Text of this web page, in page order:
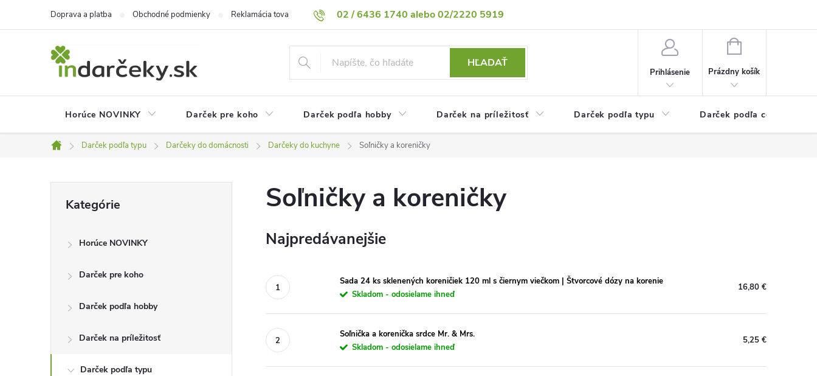
02 / 6436 1740 alebo 02/2220 5919
Doprava a platba Obchodné podmienky Reklamácia tovaru Vrátenie tovaru Podmienky ochrany osobných údajov
HĽADAŤ
Prihlásenie
NÁKUPNÝ
Prázdny košík
Horúce NOVINKY Darček pre koho Darček podľa hobby Darček na príležitosť Darček podľa typu Darček podľa ceny
Domov
Darček podľa typu Darčeky do domácnosti Darčeky do kuchyne Soľničky a koreničky
p
kategórie
Kategórie
Horúce NOVINKY
Darček pre koho
Darček podľa hobby
Darček na príležitosť
Darček podľa typu
Soľničky a koreničky
Najpredávanejšie
Sada 24 ks sklenených koreničiek 120 ml s čiernym viečkom | Štvorcové dózy na korenie
Skladom - odosielame ihneď
16,80 €
Soľnička a korenička srdce Mr. & Mrs.
Skladom - odosielame ihneď
5,25 €